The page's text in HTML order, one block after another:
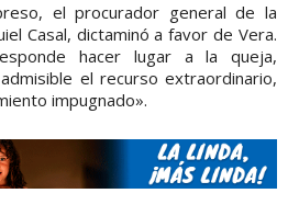
el procurador general de la
Casal, dictaminó a favor de Vera.
hacer lugar a la queja,
el recurso extraordinario,
impugnado».